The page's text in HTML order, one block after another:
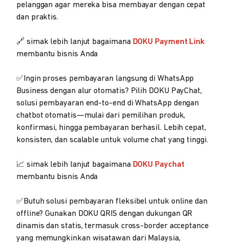
pelanggan agar mereka bisa membayar dengan cepat
dan praktis.
🔗 simak lebih lanjut bagaimana DOKU Payment Link
membantu bisnis Anda
✅Ingin proses pembayaran langsung di WhatsApp
Business dengan alur otomatis? Pilih DOKU PayChat,
solusi pembayaran end-to-end di WhatsApp dengan
chatbot otomatis—mulai dari pemilihan produk,
konfirmasi, hingga pembayaran berhasil. Lebih cepat,
konsisten, dan scalable untuk volume chat yang tinggi.
📈 simak lebih lanjut bagaimana DOKU Paychat
membantu bisnis Anda
✅Butuh solusi pembayaran fleksibel untuk online dan
offline? Gunakan DOKU QRIS dengan dukungan QR
dinamis dan statis, termasuk cross-border acceptance
yang memungkinkan wisatawan dari Malaysia,